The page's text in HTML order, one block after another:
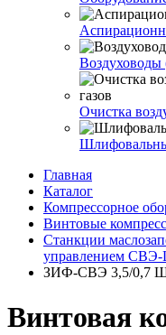
Воздуховоды
Очистка
Главная
Каталог
Компрессорное
Винтовые
Станкции
управлением
ЗИФ-СВЭ 3,5/0,7
Винтовая